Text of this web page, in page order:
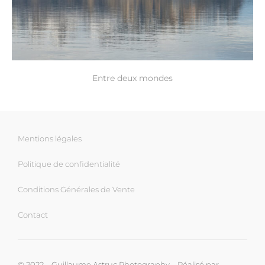
Entre deux mondes
Mentions légales
Politique de confidentialité
Conditions Générales de Vente
Contact